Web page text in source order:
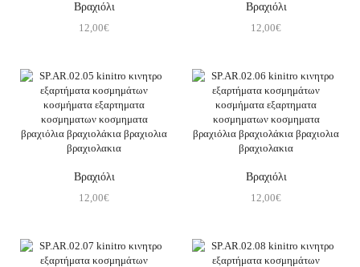
Βραχιόλι
12,00€
Βραχιόλι
12,00€
Βραχιόλι
12,00€
Βραχιόλι
12,00€